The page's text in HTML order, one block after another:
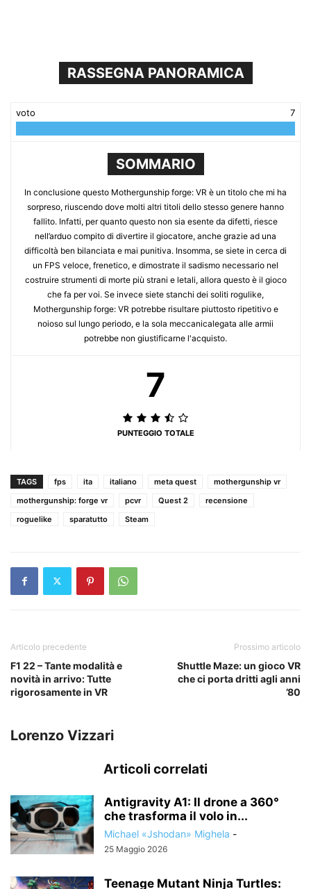
RASSEGNA PANORAMICA
voto 7
SOMMARIO
In conclusione questo Mothergunship forge: VR è un titolo che mi ha
sorpreso, riuscendo dove molti altri titoli dello stesso genere hanno
fallito. Infatti, per quanto questo non sia esente da difetti, riesce
nell’arduo compito di divertire il giocatore, anche grazie ad una
difficoltà ben bilanciata e mai punitiva. Insomma, se siete in cerca di
un FPS veloce, frenetico, e dimostrate il sadismo necessario nel
costruire strumenti di morte più strani e letali, allora questo è il gioco
che fa per voi. Se invece siete stanchi dei soliti rogulike,
Mothergunship forge: VR potrebbe risultare piuttosto ripetitivo e
noioso sul lungo periodo, e la sola meccanicalegata alle armii
potrebbe non giustificarne l'acquisto.
7
PUNTEGGIO TOTALE
TAGS fps ita italiano meta quest
mothergunship vr
mothergunship: forge vr
pcvr Quest 2
recensione
roguelike
sparatutto Steam
Articolo precedente
F1 22 – Tante modalità e
novità in arrivo: Tutte
rigorosamente in VR
Prossimo articolo
Shuttle Maze: un gioco VR
che ci porta dritti agli anni
’80
Lorenzo Vizzari
Articoli correlati
Antigravity A1: Il drone a 360°
che trasforma il volo in...
Michael «Jshodan» Mighela -
25 Maggio 2026
Teenage Mutant Ninja Turtles: